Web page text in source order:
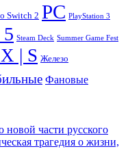
Switch 2 PC PlayStation 3
Steam Deck Summer Game Fest
| S Железо
Фановые
части русского
трагедия о жизни,